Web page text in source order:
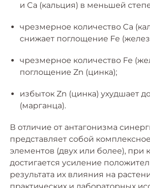
и Ca (кальция) в меньшей
чрезмерное количество Ca
снижает поглощение Fe
чрезмерное количество Fe
поглощение Zn (цинка);
избыток Zn (цинка) ухудшает
(марганца).
В отличие от антагонизма
представляет собой
элементов (двух или более), при
достигается усиление
результата их влияния на